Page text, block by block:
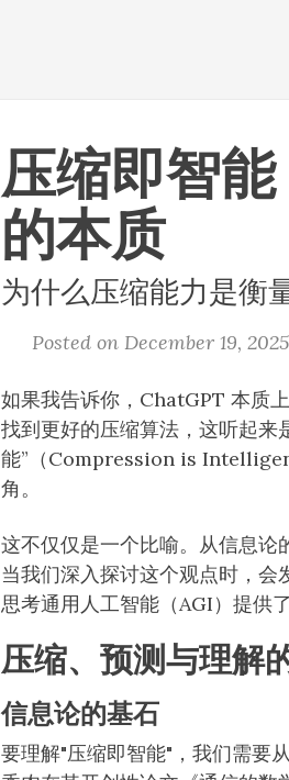
压缩即智
的本质
为什么压缩能力是衡
Posted on December 19,
如果我告诉你，ChatGPT 本质
找到更好的压缩算法，这听起
能”（Compression is
角。
这不仅仅是一个比喻。从信息论
当我们深入探讨这个观点时，
思考通用人工智能（AGI）提供
压缩、预测与理解
信息论的基石
要理解"压缩即智能"，我们需要